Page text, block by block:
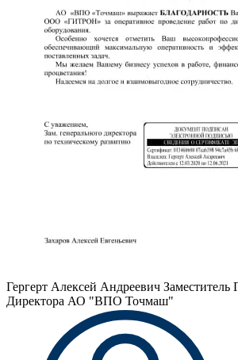
Гергерт Алексей Андреевич Заместитель
Директора АО "ВПО Точмаш"